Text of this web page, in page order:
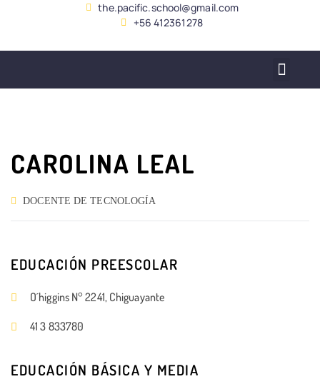
the.pacific.school@gmail.com
+56 412361278
CAROLINA LEAL
DOCENTE DE TECNOLOGÍA
EDUCACIÓN PREESCOLAR
O´higgins N° 2241, Chiguayante
41 3 833780
EDUCACIÓN BÁSICA Y MEDIA